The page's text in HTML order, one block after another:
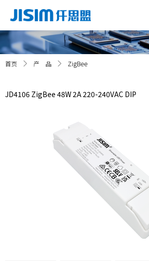
首页 产 品 ZigBee
JD4106 ZigBee 48W 2A 220-240VAC DIP